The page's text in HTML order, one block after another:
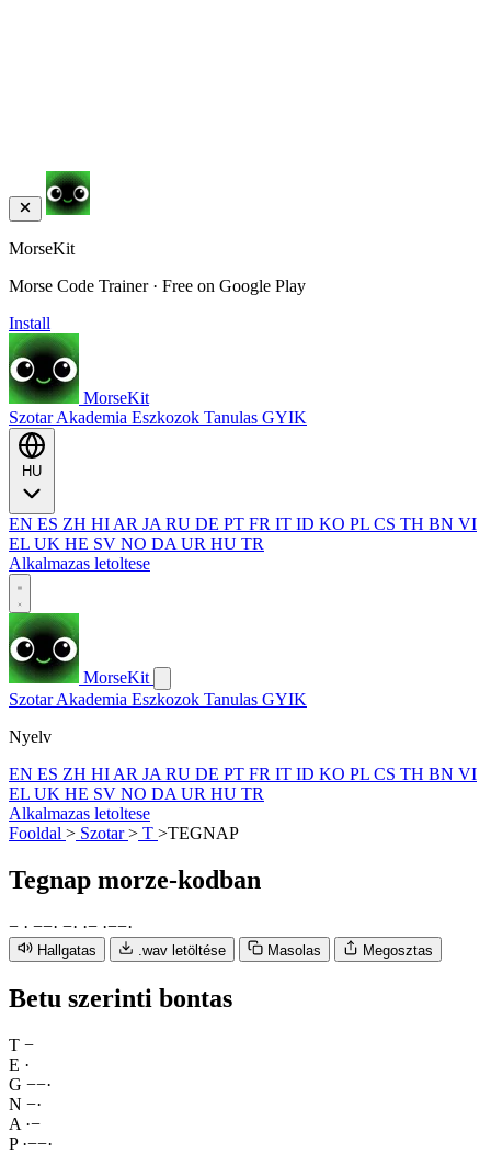
MorseKit
Morse Code Trainer · Free on Google Play
Install
MorseKit
SzotarAkademia Eszkozok Tanulas GYIK
EN ES ZH HI AR JA RU DE PT FR IT ID KO PL CS TH BN VI
EL UK HE SV NO DA UR HU TR
Alkalmazas letoltese
MorseKit
SzotarAkademia Eszkozok Tanulas GYIK
Nyelv
EN ES ZH HI AR JA RU DE PT FR IT ID KO PL CS TH BN VI
EL UK HE SV NO DA UR HU TR
Alkalmazas letoltese
Fooldal > Szotar> T >TEGNAP
Tegnap morze-kodban
− · −−· −· ·− ·−−·
Hallgatas .wav letöltése Masolas Megosztas
Betu szerinti bontas
T −
E ·
G −−·
N −·
A ·−
P ·−−·